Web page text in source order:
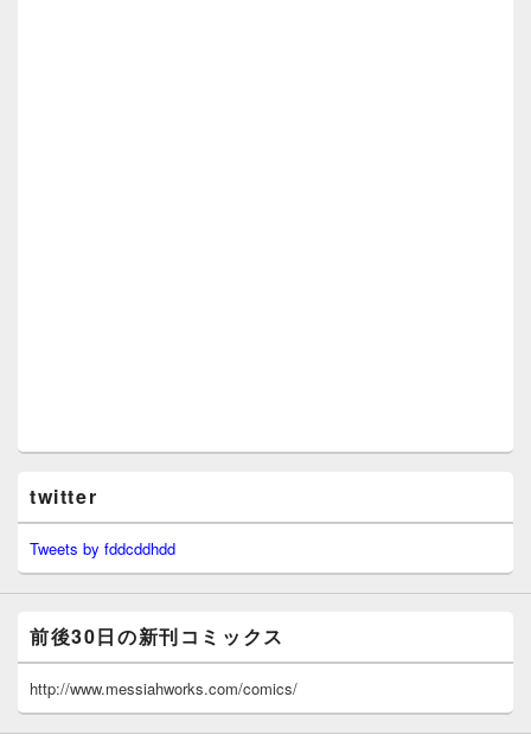
twitter
Tweets by fddcddhdd
前後30日の新刊コミックス
http://www.messiahworks.com/comics/